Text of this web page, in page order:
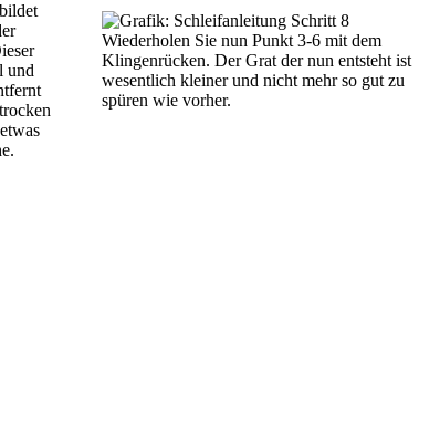
und
Wiederholen Sie nun Punkt 3-6 mit dem
Klingenrücken. Der Grat der nun entsteht ist
wesentlich kleiner und nicht mehr so gut zu
spüren wie vorher.